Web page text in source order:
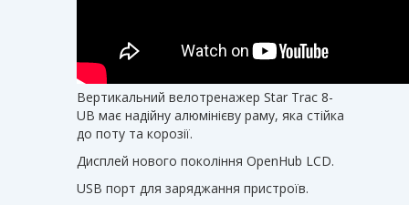
Вертикальний велотренажер Star Trac 8-
UB має надійну алюмінієву раму, яка стійка
до поту та корозії.
Дисплей нового покоління OpenHub LCD.
USB порт для заряджання пристроїв.